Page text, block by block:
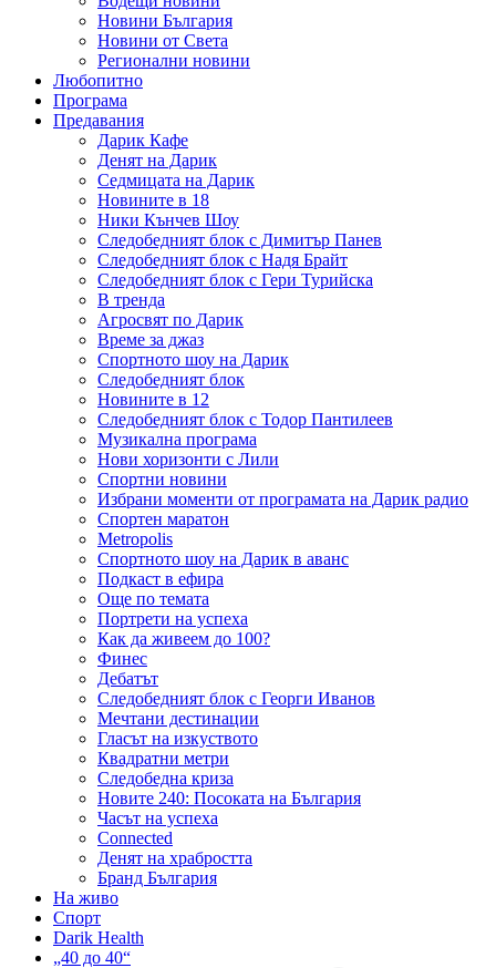
Новини България
Новини от Света
Регионални новини
Любопитно
Програма
Предавания
Дарик Кафе
Денят на Дарик
Седмицата на Дарик
Новините в 18
Ники Кънчев Шоу
Следобедният блок с Димитър Панев
Следобедният блок с Надя Брайт
Следобедният блок с Гери Турийска
В тренда
Агросвят по Дарик
Време за джаз
Спортното шоу на Дарик
Следобедният блок
Новините в 12
Следобедният блок с Тодор Пантилеев
Музикална програма
Нови хоризонти с Лили
Спортни новини
Избрани моменти от програмата на Дарик радио
Спортен маратон
Metropolis
Спортното шоу на Дарик в аванс
Подкаст в ефира
Още по темата
Портрети на успеха
Как да живеем до 100?
Финес
Дебатът
Следобедният блок с Георги Иванов
Мечтани дестинации
Гласът на изкуството
Квадратни метри
Следобедна криза
Новите 240: Посоката на България
Часът на успеха
Connected
Денят на храбростта
Бранд България
На живо
Спорт
Darik Health
„40 до 40“